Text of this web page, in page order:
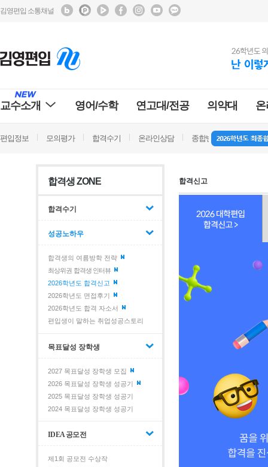
김영편입 소통채널
교수소개 영어/수학 연고대/전공 의약대
편입정보 모의평가 합격수기 온라인상담 종합반 방문상담
합격생 ZONE
합격수기
성공노하우
합격생의 여름방학 전략
최상위권 합격생 인터뷰
2026학년도 합격신고
2026학년도 면접후기
2026학년도 합격 자소서
편입생이 말하는 취업성공스토리
목표달성 장학생
2027 목표달성 장학생 모집
2026 목표달성 장학생 성공기
2025 목표달성 장학생 성공기
2024 목표달성 장학생 성공기
IDEA 공모전
제1회 공모전 수상작
합격신고